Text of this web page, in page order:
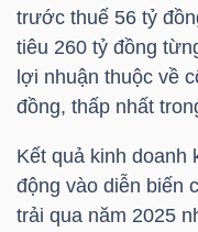
trước thuế 56 tỷ
tiêu 260 tỷ đồng
lợi nhuận thuộc về
đồng, thấp nhất
Kết quả kinh doanh
động vào diễn biến
trải qua năm 2025
NĂNG
LƯỢNG